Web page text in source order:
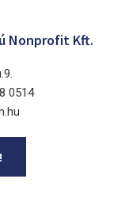
Nonprofit Kft.
0514